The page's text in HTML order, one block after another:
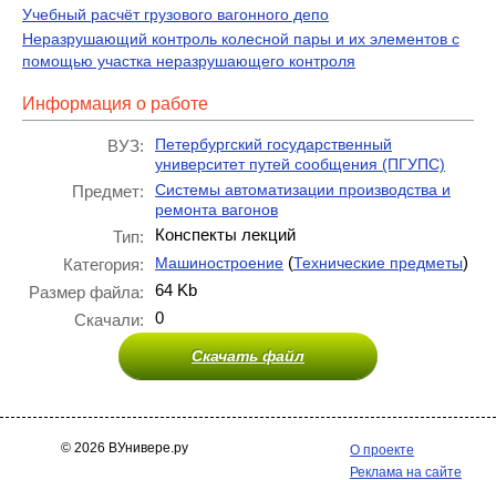
Учебный расчёт грузового вагонного депо
Неразрушающий контроль колесной пары и их элементов с
помощью участка неразрушающего контроля
Информация о работе
ВУЗ:
Петербургский государственный
университет путей сообщения (ПГУПС)
Предмет:
Системы автоматизации производства и
ремонта вагонов
Тип:
Конспекты лекций
Категория:
Машиностроение (Технические предметы)
Размер файла:
64 Kb
Скачали:
0
Скачать файл
© 2026 ВУнивере.ру
О проекте
Реклама на сайте